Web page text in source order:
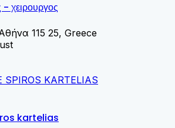
- χειρουργος
115 25, Greece
kartelias